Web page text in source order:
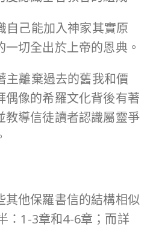
自己能加入神家其實原
切全出於上帝的恩典。
主離棄過去的舊我和價
偶像的希羅文化背後有著
教導信徒讀者認識屬靈爭
其他保羅書信的結構相似
：1-3章和4-6章；而詳